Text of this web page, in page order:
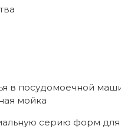
в посудомоечной
мойка
серию форм